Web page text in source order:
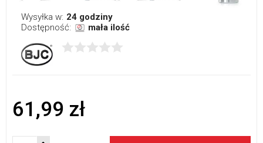
Wysyłka w: 24 godziny
Dostępność:
mała ilość
61,99 zł